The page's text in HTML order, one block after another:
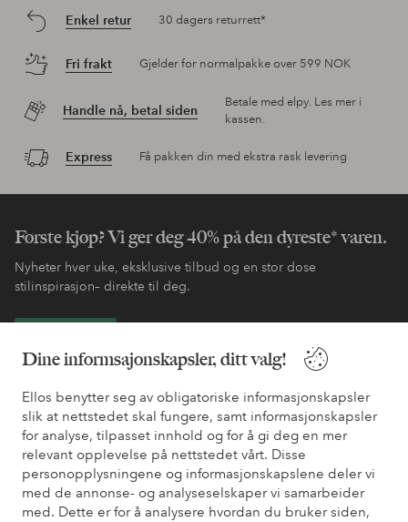
Dine informsajonskapsler, ditt valg!
Ellos benytter seg av obligatoriske informasjonskapsler
slik at nettstedet skal fungere, samt informasjonskapsler
for analyse, tilpasset innhold og for å gi deg en mer
relevant opplevelse på nettstedet vårt. Disse
personopplysningene og informasjonskapslene deler vi
med de annonse- og analyseselskaper vi samarbeider
med. Dette er for å analysere hvordan du bruker siden,
Enkel retur 30 dagers returrett*
Fri frakt Gjelder for normalpakke over 599 NOK
Handle nå, betal siden
Betale med elpy. Les mer i
kassen.
Express Få pakken din med ekstra rask levering
Første kjøp? Vi ger deg 40% på den dyreste* varen.
Nyheter hver uke, eksklusive tilbud og en stor dose
stilinspirasjon– direkte til deg.
Trenger du hjelp?
Du finner svar på de vanligste spørsmålene i vår FAQ. Du finner
også informasjon om hvordan du kan kontakte oss.